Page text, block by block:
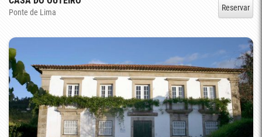
Ponte de Lima Reservar